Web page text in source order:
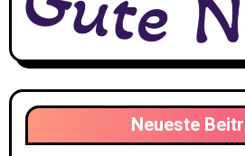
Neueste